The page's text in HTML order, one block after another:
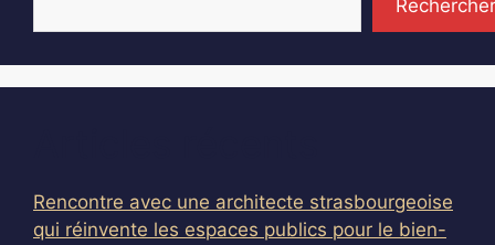
Rechercher
Rencontre avec une architecte strasbourgeoise
qui réinvente les espaces publics pour le bien-